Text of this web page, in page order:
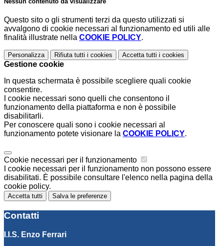
Questo sito o gli strumenti terzi da questo utilizzati si
avvalgono di cookie necessari al funzionamento ed utili alle
finalità illustrate nella COOKIE POLICY.
Personalizza Rifiuta tutti i cookies Accetta tutti i cookies
Gestione cookie
In questa schermata è possibile scegliere quali cookie
consentire.
I cookie necessari sono quelli che consentono il
funzionamento della piattaforma e non è possibile
disabilitarli.
Per conoscere quali sono i cookie necessari al
funzionamento potete visionare la COOKIE POLICY.
Cookie necessari per il funzionamento
I cookie necessari per il funzionamento non possono essere
disabilitati. È possibile consultare l'elenco nella pagina della
cookie policy.
Accetta tutti Salva le preferenze
Contatti
I.I.S. Enzo Ferrari